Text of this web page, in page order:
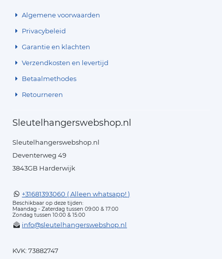
Algemene voorwaarden
Privacybeleid
Garantie en klachten
Verzendkosten en levertijd
Betaalmethodes
Retourneren
Sleutelhangerswebshop.nl
Sleutelhangerswebshop.nl
Deventerweg 49
3843GB Harderwijk
+31681393060 ( Alleen whatsapp! )
Beschikbaar op deze tijden:
Maandag - Zaterdag tussen 09:00 & 17:00
Zondag tussen 10:00 & 15:00
info@sleutelhangerswebshop.nl
KVK: 73882747